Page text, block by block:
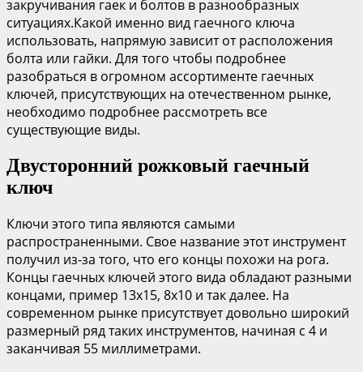
закручивания гаек и болтов в разнообразных
ситуациях.Какой именно вид гаечного ключа
использовать, напрямую зависит от расположения
болта или гайки. Для того чтобы подробнее
разобраться в огромном ассортименте гаечных
ключей, присутствующих на отечественном рынке,
необходимо подробнее рассмотреть все
существующие виды.
Двусторонний рожковый гаечный
ключ
Ключи этого типа являются самыми
распространенными. Свое название этот инструмент
получил из-за того, что его концы похожи на рога.
Концы гаечных ключей этого вида обладают разными
концами, пример 13х15, 8х10 и так далее. На
современном рынке присутствует довольно широкий
размерный ряд таких инструментов, начиная с 4 и
заканчивая 55 миллиметрами.